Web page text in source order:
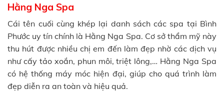
Hằng Nga Spa
Cái tên cuối cùng khép lại danh sách các spa tại Bình
Phước uy tín chính là Hằng Nga Spa. Cơ sở thẩm mỹ này
thu hút được nhiều chị em đến làm đẹp nhờ các dịch vụ
như cấy tảo xoắn, phun môi, triệt lông,… Hằng Nga Spa
có hệ thống máy móc hiện đại, giúp cho quá trình làm
đẹp diễn ra an toàn và hiệu quả.